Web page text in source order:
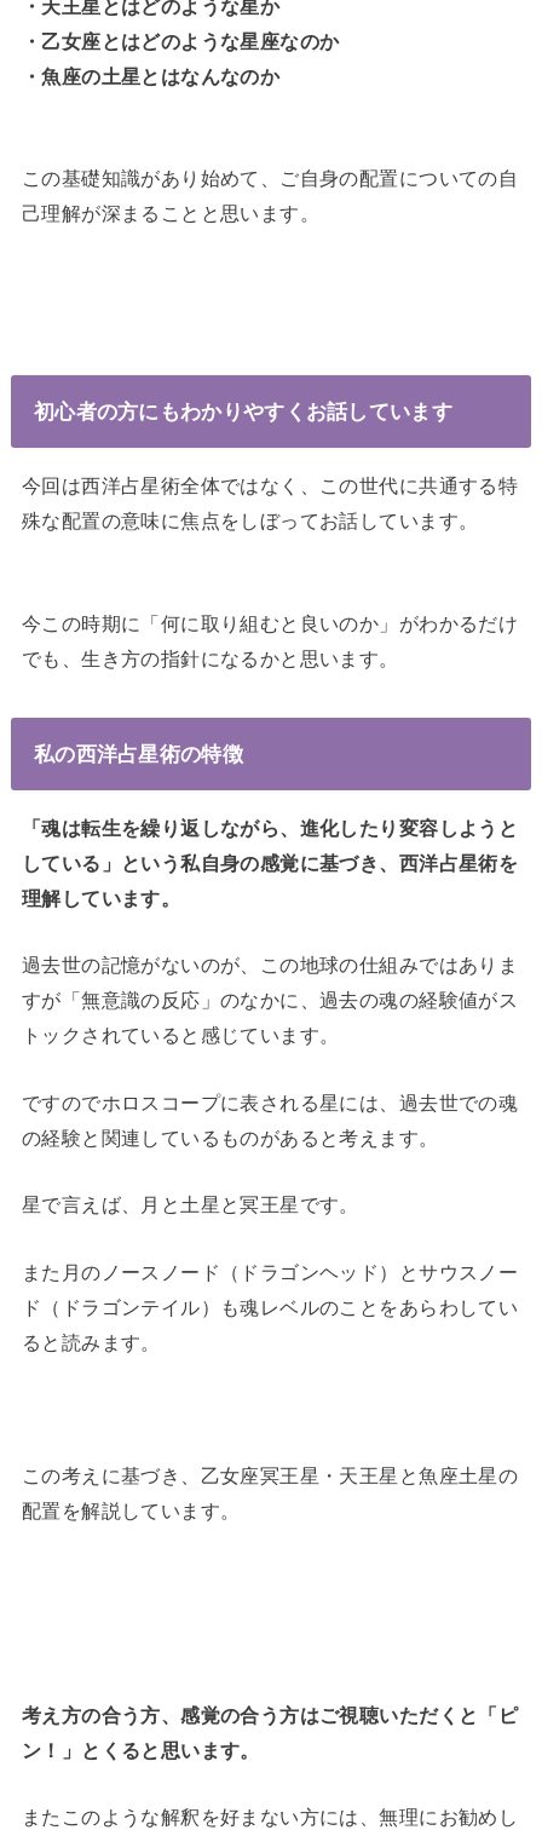
・天王星とはどのような星か
・乙女座とはどのような星座なのか
・魚座の土星とはなんなのか
この基礎知識があり始めて、ご自身の配置についての自
己理解が深まることと思います。
初心者の方にもわかりやすくお話しています
今回は西洋占星術全体ではなく、この世代に共通する特
殊な配置の意味に焦点をしぼってお話しています。
今この時期に「何に取り組むと良いのか」がわかるだけ
でも、生き方の指針になるかと思います。
私の西洋占星術の特徴
「魂は転生を繰り返しながら、進化したり変容しようと
している」という私自身の感覚に基づき、西洋占星術を
理解しています。
過去世の記憶がないのが、この地球の仕組みではありま
すが「無意識の反応」のなかに、過去の魂の経験値がス
トックされていると感じています。
ですのでホロスコープに表される星には、過去世での魂
の経験と関連しているものがあると考えます。
星で言えば、月と土星と冥王星です。
また月のノースノード（ドラゴンヘッド）とサウスノー
ド（ドラゴンテイル）も魂レベルのことをあらわしてい
ると読みます。
この考えに基づき、乙女座冥王星・天王星と魚座土星の
配置を解説しています。
考え方の合う方、感覚の合う方はご視聴いただくと「ピ
ン！」とくると思います。
またこのような解釈を好まない方には、無理にお勧めし